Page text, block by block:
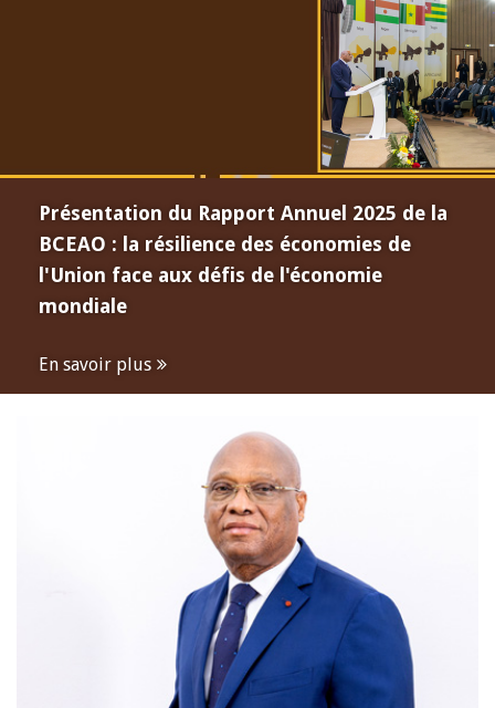
Présentation du Rapport Annuel 2025 de la
BCEAO : la résilience des économies de
l'Union face aux défis de l'économie
mondiale
En savoir plus